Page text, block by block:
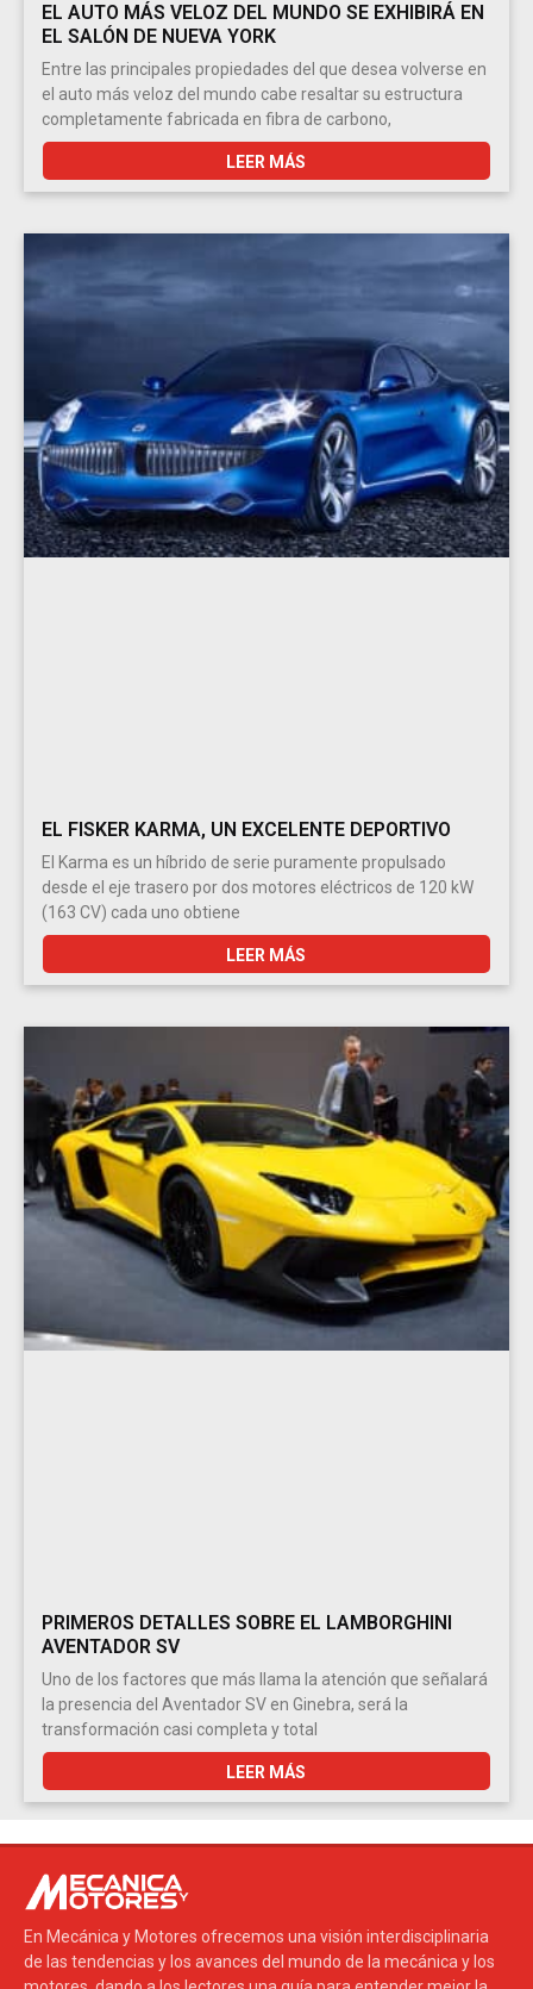
EL AUTO MÁS VELOZ DEL MUNDO SE EXHIBIRÁ EN
EL SALÓN DE NUEVA YORK
Entre las principales propiedades del que desea volverse en
el auto más veloz del mundo cabe resaltar su estructura
completamente fabricada en fibra de carbono,
LEER MÁS
EL FISKER KARMA, UN EXCELENTE DEPORTIVO
El Karma es un híbrido de serie puramente propulsado
desde el eje trasero por dos motores eléctricos de 120 kW
(163 CV) cada uno obtiene
LEER MÁS
PRIMEROS DETALLES SOBRE EL LAMBORGHINI
AVENTADOR SV
Uno de los factores que más llama la atención que señalará
la presencia del Aventador SV en Ginebra, será la
transformación casi completa y total
LEER MÁS
En Mecánica y Motores ofrecemos una visión interdisciplinaria
de las tendencias y los avances del mundo de la mecánica y los